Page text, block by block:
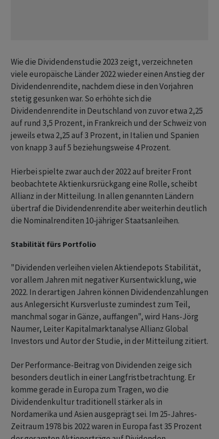
Wie die Dividendenstudie 2023 zeigt, verzeichneten
viele europäische Länder 2022 wieder einen Anstieg der
Dividendenrendite, nachdem diese in den Vorjahren
stetig gesunken war. So erhöhte sich die
Dividendenrendite in Deutschland von zuvor etwa 2,25
auf rund 3,5 Prozent, in Frankreich und der Schweiz von
jeweils etwa 2,25 auf 3 Prozent, in Italien und Spanien
von knapp 3 auf 5 beziehungsweise 4 Prozent.
Hierbei spielte zwar auch der 2022 auf breiter Front
beobachtete Aktienkursrückgang eine Rolle, scheibt
Allianz in der Mitteilung. In allen genannten Ländern
übertraf die Dividendenrendite aber weiterhin deutlich
die Nominalrenditen 10-jähriger Staatsanleihen.
Stabilität fürs Portfolio
"Dividenden verleihen vielen Aktiendepots Stabilität,
vor allem Jahren mit negativer Kursentwicklung, wie
2022. In derartigen Jahren können Dividendenzahlungen
aus Anlegersicht Kursverluste zumindest zum Teil,
manchmal sogar in Gänze, auffangen", wird Hans-Jörg
Naumer, Leiter Kapitalmarktanalyse Allianz Global
Investors und Autor der Studie, in der Mitteilung zitiert.
Der Performance-Beitrag von Dividenden zeige sich
besonders deutlich in einer Langfristbetrachtung. Er
komme gerade in Europa zum Tragen, wo die
Dividendenkultur traditionell stärker als in
Nordamerika und Asien ausgeprägt sei. Im 25-Jahres-
Zeitraum 1978 bis 2022 waren in Europa fast 35 Prozent